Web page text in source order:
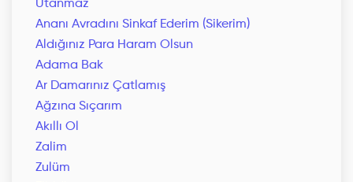
Utanmaz
Ananı Avradını Sinkaf Ederim (Sikerim)
Aldığınız Para Haram Olsun
Adama Bak
Ar Damarınız Çatlamış
Ağzına Sıçarım
Akıllı Ol
Zalim
Zulüm